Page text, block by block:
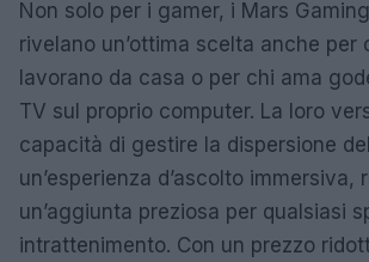
Non solo per i gamer, i Mars
rivelano un’ottima scelta anche per
lavorano da casa o per chi ama
TV sul proprio computer. La loro
capacità di gestire la dispersione
un’esperienza d’ascolto immersiva,
un’aggiunta preziosa per qualsiasi
intrattenimento. Con un prezzo